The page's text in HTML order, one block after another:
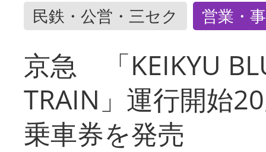
民鉄・公営・三セク 営業・
京急 「KEIKYU
TRAIN」運行開始
乗車券を発売